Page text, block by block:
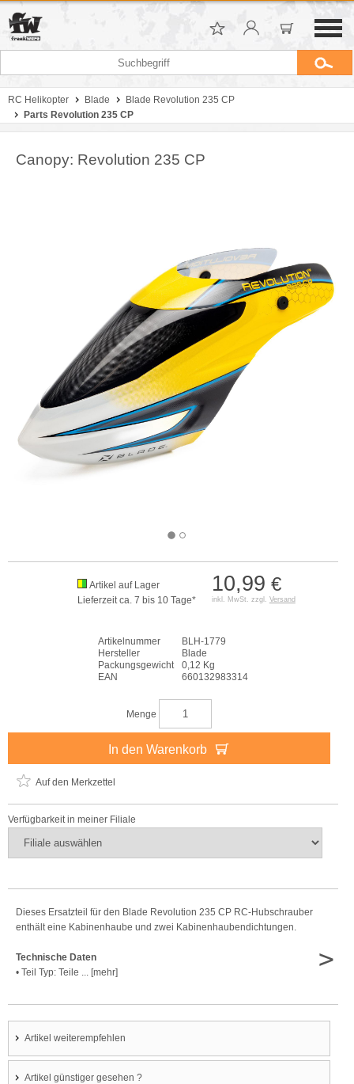
RC Helikopter Blade
Blade Revolution 235 CP
Parts Revolution 235 CP
Canopy: Revolution 235 CP
10,99 €
inkl. MwSt. zzgl. Versand
Artikel auf Lager
Lieferzeit ca. 7 bis 10 Tage*
Artikelnummer
BLH-1779
Hersteller
Blade
Packungsgewicht
0,12 Kg
EAN
660132983314
Menge
In den Warenkorb
Auf den Merkzettel
Verfügbarkeit in meiner Filiale
Dieses Ersatzteil für den Blade Revolution 235 CP RC-Hubschrauber
enthält eine Kabinenhaube und zwei Kabinenhaubendichtungen.
Technische Daten
• Teil Typ: Teile ... [mehr]
>
Artikel weiterempfehlen
Artikel günstiger gesehen ?